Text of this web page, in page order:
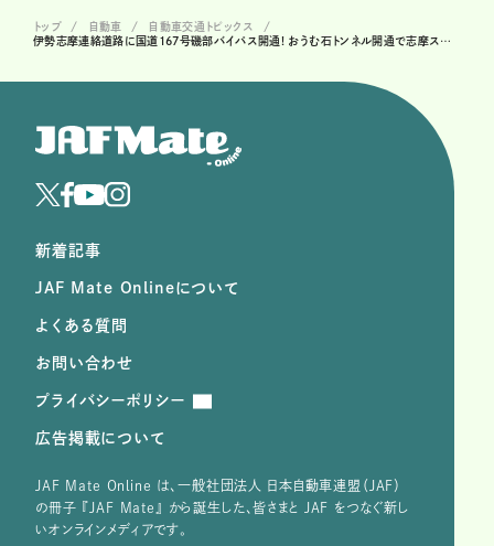
トップ 自動車
自動車交通トピックス
伊勢志摩連絡道路に国道167号磯部バイパス開通! おうむ石トンネル開通で志摩スペイン村や賢島が身近に
新着記事
JAF Mate Onlineについて
よくある質問
お問い合わせ
プライバシーポリシー
広告掲載について
JAF Mate Online は、⼀般社団法⼈ ⽇本⾃動⾞連盟（JAF）
の冊子 『JAF Mate』 から誕⽣した、皆さまと JAF をつなぐ新し
いオンラインメディアです。